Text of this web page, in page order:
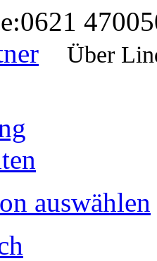
0621
Über
auswählen